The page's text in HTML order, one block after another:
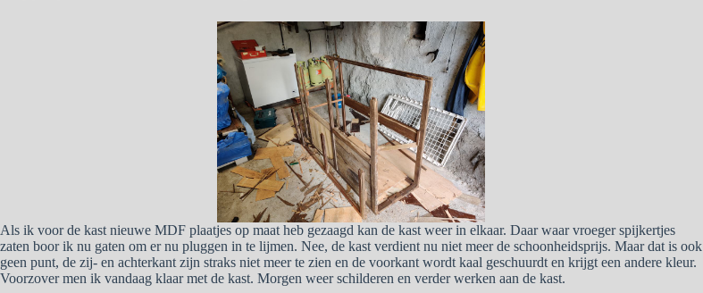
Als ik voor de kast nieuwe MDF plaatjes op maat heb gezaagd kan de kast weer in elkaar. Daar waar vroeger spijkertjes
zaten boor ik nu gaten om er nu pluggen in te lijmen. Nee, de kast verdient nu niet meer de schoonheidsprijs. Maar dat is ook
geen punt, de zij- en achterkant zijn straks niet meer te zien en de voorkant wordt kaal geschuurdt en krijgt een andere kleur.
Voorzover men ik vandaag klaar met de kast. Morgen weer schilderen en verder werken aan de kast.